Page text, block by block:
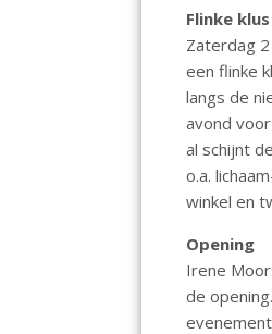
Flinke klus
Zaterdag
een flinke
langs de
avond
al schijnt
o.a.
winkel en
Opening
Irene
de